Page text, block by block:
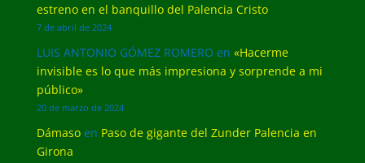
estreno en el banquillo del Palencia Cristo
7 de abril de 2024
LUIS ANTONIO GÓMEZ ROMERO en «Hacerme
invisible es lo que más impresiona y sorprende a mi
público»
20 de marzo de 2024
Dámasoen Paso de gigante del Zunder Palencia en
Girona